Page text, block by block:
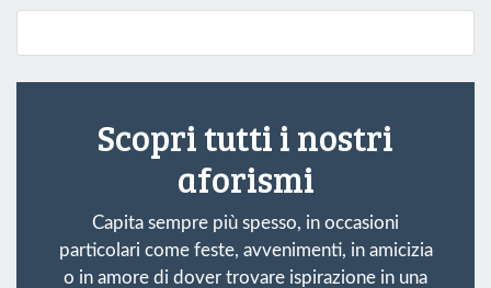
Scopri tutti i nostri
aforismi
Capita sempre più spesso, in occasioni
particolari come feste, avvenimenti, in amicizia
o in amore di dover trovare ispirazione in una